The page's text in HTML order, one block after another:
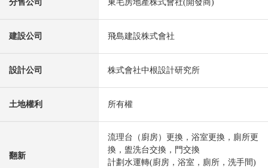
分售公司 東毛房地產株式會社(開發商)
建設公司 飛島建設株式會社
設計公司 株式會社中根設計研究所
土地權利 所有權
翻新
流理台（廚房）更換，浴室更換，廁所更
換，盥洗台交換，門交換
計劃水運轉(廚房，浴室，廁所，洗手間)